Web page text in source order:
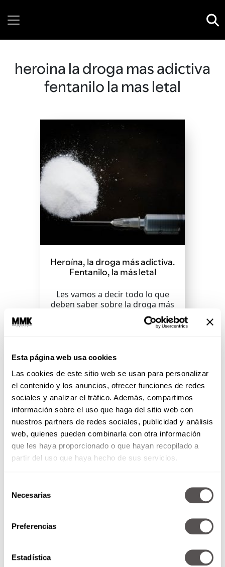
Esta página web usa cookies
Las cookies de este sitio web se usan para personalizar
el contenido y los anuncios, ofrecer funciones de redes
sociales y analizar el tráfico. Además, compartimos
información sobre el uso que haga del sitio web con
nuestros partners de redes sociales, publicidad y análisis
web, quienes pueden combinarla con otra información
que les haya proporcionado o que hayan recopilado a
partir del uso que haya hecho de sus servicios.
Necesarias
Preferencias
Estadística
heroina la droga mas adictiva
fentanilo la mas letal
Heroína, la droga más adictiva.
Fentanilo, la más letal
Les vamos a decir todo lo que
deben saber sobre la droga más
adictiva y su hermano mayor:
SEGUIR LEYENDO